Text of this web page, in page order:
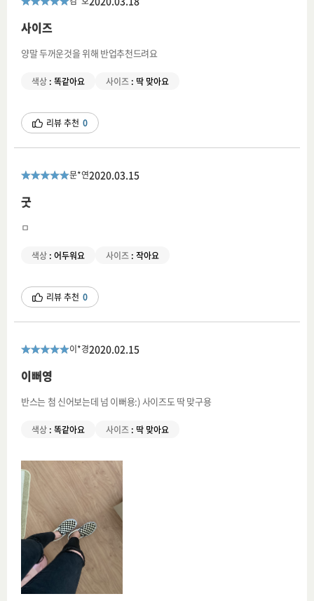
사이즈
양말 두꺼운것을 위해 반업추천드려요
색상 : 똑같아요 사이즈 : 딱 맞아요
리뷰 추천 0
문*연2020.03.15
굿
ㅁ
색상 : 어두워요 사이즈 : 작아요
리뷰 추천 0
이*경2020.02.15
이뻐영
반스는 첨 신어보는데 넘 이뻐용:) 사이즈도 딱 맞구용
색상 : 똑같아요 사이즈 : 딱 맞아요